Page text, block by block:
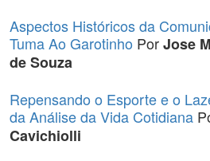
Aspectos Históricos da
Tuma Ao Garotinho PorJose
de Souza
Repensando o Esporte e o
da Análise da Vida Cotidiana
Cavichiolli